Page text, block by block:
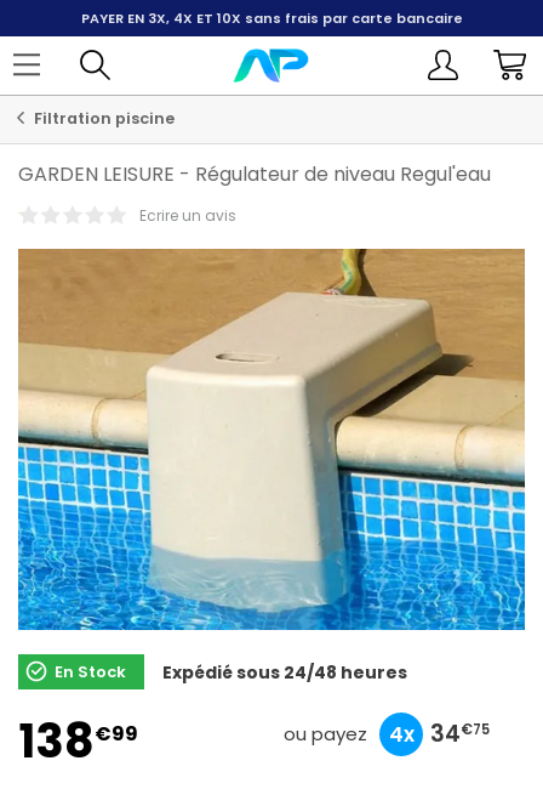
PAYER EN 3X, 4X ET 10X sans frais par carte bancaire
Filtration piscine
GARDEN LEISURE - Régulateur de niveau Regul'eau
Ecrire un avis
En Stock Expédié sous 24/48 heures
138€99 ou payez
46€33 4x 34€75
13 €90